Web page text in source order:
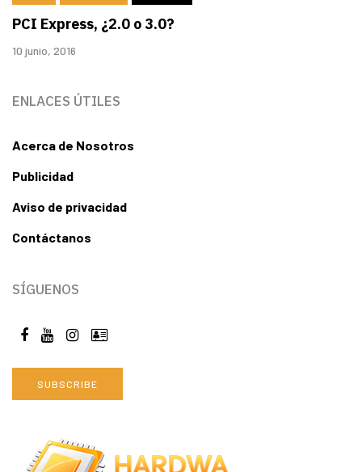
PCI Express, ¿2.0 o 3.0?
10 junio, 2016
ENLACES ÚTILES
Acerca de Nosotros
Publicidad
Aviso de privacidad
Contáctanos
SÍGUENOS
SUBSCRIBE